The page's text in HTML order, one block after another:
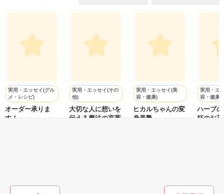
作品を読む
鷹哉『宜しくな、俺の雛子』🦅
雛子『俺の……ひぃ、雛子？！！！』🐥
※表紙も作中使用の画像も全てフリー素材です。
※執筆期間2026.6.3〜7.20完結です。
実用・エッセイ(グル
メ・レシピ)
オーダー承りま
す！
実用・エッセイ(その
他)
大切な人に想いを
伝える魔法の言葉
実用・エッセイ(美
容・健康)
ヒカルちゃんの変
身美塾
実用・エ
容・健康)
ハーブ
杯のお